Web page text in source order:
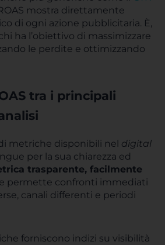
mostra direttamente
di ogni azione pubblicitaria. È,
ha l’obiettivo di massimizzare
le perdite e ottimizzando
tra i principali
metriche disponibili nel digital
per la sua chiarezza ed
trasparente, facilmente
permette confronti immediati
canali differenti e periodi
forniscono indizi su visibilità